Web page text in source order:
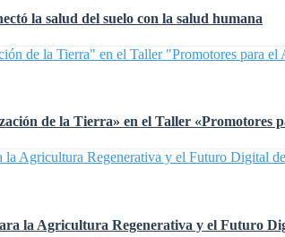
la salud del suelo con la salud humana
de la Tierra» en el Taller
la Agricultura Regenerativa y el Futuro